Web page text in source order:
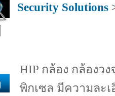
Security Solutions
HIP กล้อง กล้องว
พิกเซล มีความละ